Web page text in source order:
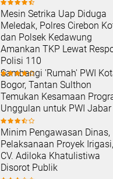
Mesin Setrika Uap Diduga
Meledak, Polres Cirebon
dan Polsek Kedawung
Amankan TKP Lewat
Polisi 110
Sambangi 'Rumah' PWI
Bogor, Tantan Sulthon
Temukan Kesamaan
Unggulan untuk PWI Jabar
Minim Pengawasan Dinas,
Pelaksanaan Proyek Irigasi,
CV. Adiloka Khatulistiwa
Disorot Publik